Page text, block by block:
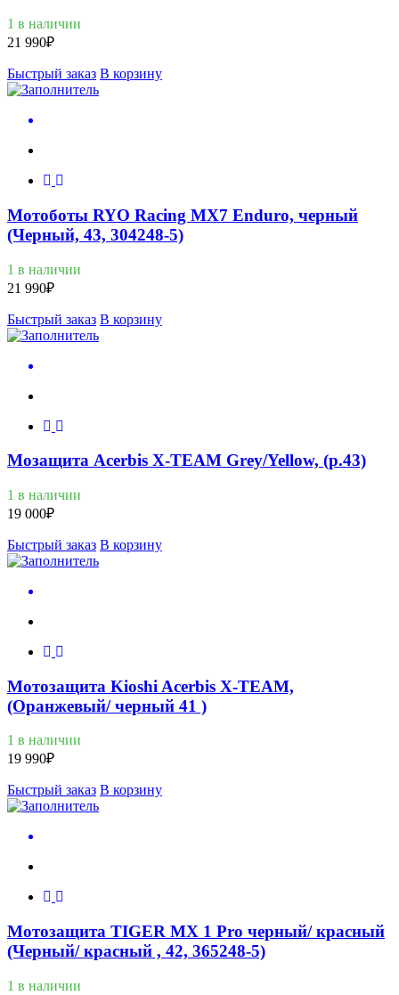
1 в наличии
21 990₽
Быстрый заказ В корзину
Мотоботы RYO Racing MX7 Enduro, черный
(Черный, 43, 304248-5)
1 в наличии
21 990₽
Быстрый заказ В корзину
Мозащита Acerbis X-TEAM Grey/Yellow, (р.43)
1 в наличии
19 000₽
Быстрый заказ В корзину
Мотозащита Kioshi Acerbis X-TEAM,
(Оранжевый/ черный 41 )
1 в наличии
19 990₽
Быстрый заказ В корзину
Мотозащита TIGER MX 1 Pro черный/ красный
(Черный/ красный , 42, 365248-5)
1 в наличии